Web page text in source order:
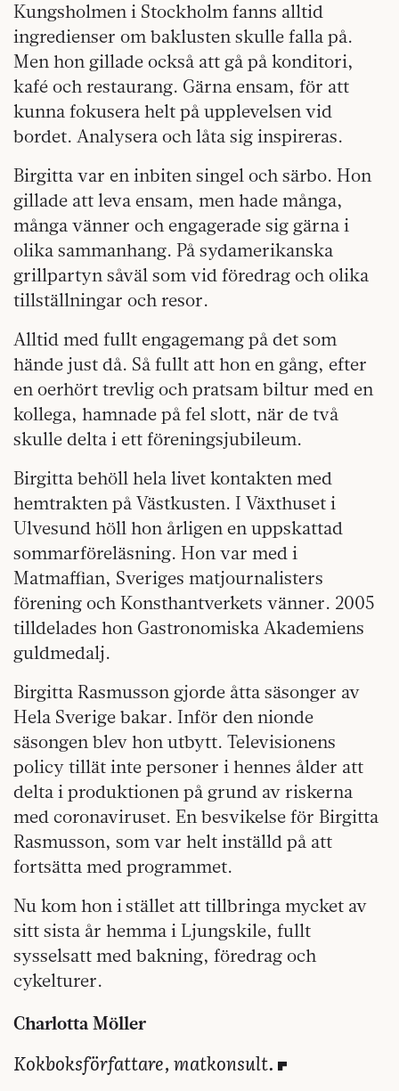
Kungsholmen i Stockholm fanns alltid
ingredienser om baklusten skulle falla på.
Men hon gillade också att gå på konditori,
kafé och restaurang. Gärna ensam, för att
kunna fokusera helt på upplevelsen vid
bordet. Analysera och låta sig inspireras.
Birgitta var en inbiten singel och särbo. Hon
gillade att leva ensam, men hade många,
många vänner och engagerade sig gärna i
olika sammanhang. På sydamerikanska
grillpartyn såväl som vid föredrag och olika
tillställningar och resor.
Alltid med fullt engagemang på det som
hände just då. Så fullt att hon en gång, efter
en oerhört trevlig och pratsam biltur med en
kollega, hamnade på fel slott, när de två
skulle delta i ett föreningsjubileum.
Birgitta behöll hela livet kontakten med
hemtrakten på Västkusten. I Växthuset i
Ulvesund höll hon årligen en uppskattad
sommarföreläsning. Hon var med i
Matmaffian, Sveriges matjournalisters
förening och Konsthantverkets vänner. 2005
tilldelades hon Gastronomiska Akademiens
guldmedalj.
Birgitta Rasmusson gjorde åtta säsonger av
Hela Sverige bakar. Inför den nionde
säsongen blev hon utbytt. Televisionens
policy tillät inte personer i hennes ålder att
delta i produktionen på grund av riskerna
med coronaviruset. En besvikelse för Birgitta
Rasmusson, som var helt inställd på att
fortsätta med programmet.
Nu kom hon i stället att tillbringa mycket av
sitt sista år hemma i Ljungskile, fullt
sysselsatt med bakning, föredrag och
cykelturer.
Charlotta Möller
Kokboksförfattare, matkonsult.